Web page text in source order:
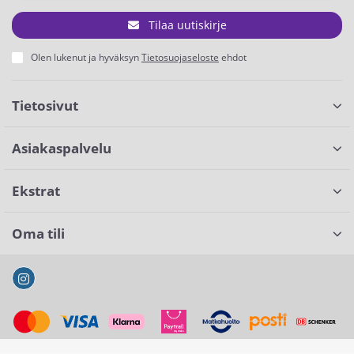
Tilaa uutiskirje
Olen lukenut ja hyväksynTietosuojaseloste ehdot
Tietosivut
Asiakaspalvelu
Ekstrat
Oma tili